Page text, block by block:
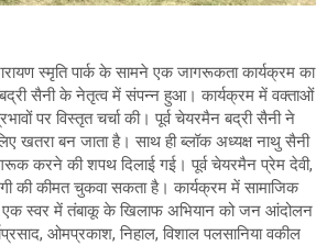
स्मृति पार्क के सामने एक जागरूकता कार्यक्रम का
बद्री सैनी के नेतृत्व में संपन्न हुआ। कार्यक्रम में वक्ताओं
पर विस्तृत चर्चा की। पूर्व चेयरमैन बद्री सैनी ने
खतरा बन जाता है। साथ ही ब्लॉक अध्यक्ष नाथु सैनी
करने की शपथ दिलाई गई। पूर्व चेयरमैन प्रेम देवी,
की कीमत चुकवा सकता है। कार्यक्रम में सामाजिक
ने एक स्वर में तंबाकू के खिलाफ अभियान को जन आंदोलन
ओमप्रकाश, निहाल, विशाल पलसानिया वकील